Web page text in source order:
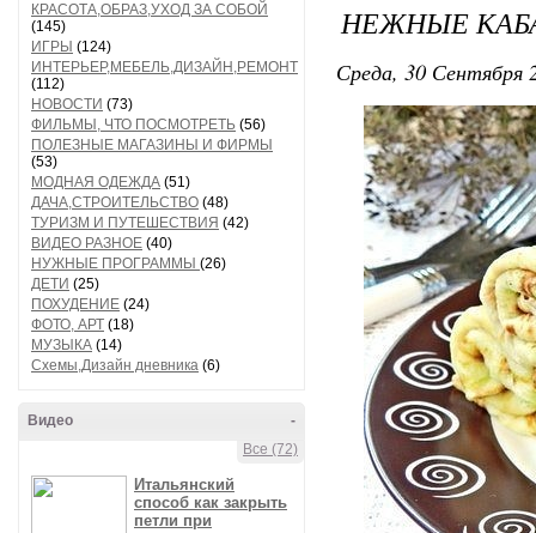
КРАСОТА,ОБРАЗ,УХОД ЗА СОБОЙ
(145)
ИГРЫ (124)
ИНТЕРЬЕР,МЕБЕЛЬ,ДИЗАЙН,РЕМОНТ
(112)
НОВОСТИ (73)
ФИЛЬМЫ, ЧТО ПОСМОТРЕТЬ (56)
ПОЛЕЗНЫЕ МАГАЗИНЫ И ФИРМЫ
(53)
МОДНАЯ ОДЕЖДА (51)
ДАЧА,СТРОИТЕЛЬСТВО (48)
ТУРИЗМ И ПУТЕШЕСТВИЯ (42)
ВИДЕО РАЗНОЕ (40)
НУЖНЫЕ ПРОГРАММЫ (26)
ДЕТИ (25)
ПОХУДЕНИЕ (24)
ФОТО, АРТ (18)
МУЗЫКА (14)
Схемы,Дизайн дневника (6)
-
Видео
Все (72)
Итальянский
способ как закрыть
петли при
НЕЖНЫЕ
Среда, 30 Сентября